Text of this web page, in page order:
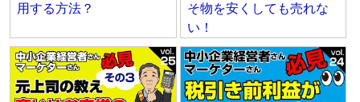
用する方法？
そ物を安くしても売れな
い！